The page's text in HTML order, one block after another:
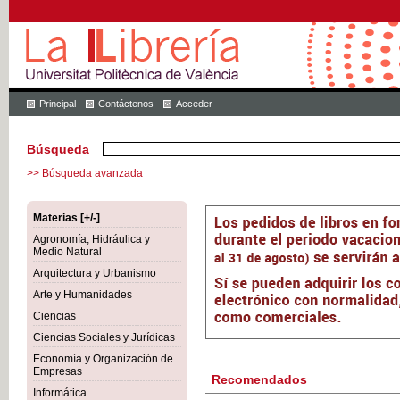
Principal Contáctenos Acceder
Búsqueda
>> Búsqueda avanzada
Materias [+/-]
Agronomía, Hidráulica y
Medio Natural
Arquitectura y Urbanismo
Arte y Humanidades
Ciencias
Ciencias Sociales y Jurídicas
Economía y Organización de
Empresas
Informática
Recomendados